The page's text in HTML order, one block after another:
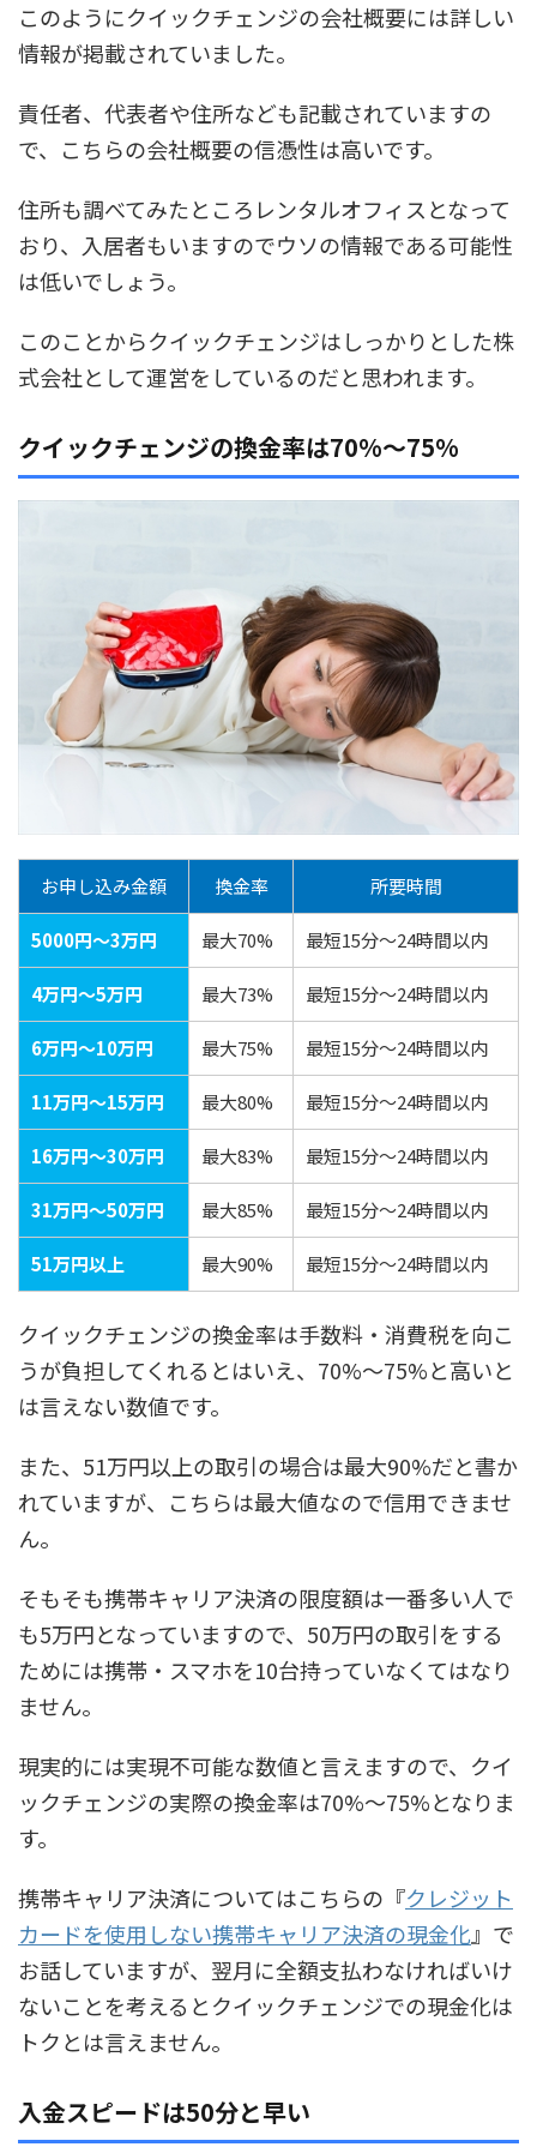
このようにクイックチェンジの会社概要には詳しい
情報が掲載されていました。
責任者、代表者や住所なども記載されていますの
で、こちらの会社概要の信憑性は高いです。
住所も調べてみたところレンタルオフィスとなって
おり、入居者もいますのでウソの情報である可能性
は低いでしょう。
このことからクイックチェンジはしっかりとした株
式会社として運営をしているのだと思われます。
クイックチェンジの換金率は70%～75%
お申し込み金額 換金率 所要時間
5000円～3万円 最大70% 最短15分～24時間以内
4万円～5万円 最大73% 最短15分～24時間以内
6万円～10万円 最大75% 最短15分～24時間以内
11万円～15万円 最大80% 最短15分～24時間以内
16万円～30万円 最大83% 最短15分～24時間以内
31万円～50万円 最大85% 最短15分～24時間以内
51万円以上 最大90% 最短15分～24時間以内
クイックチェンジの換金率は手数料・消費税を向こ
うが負担してくれるとはいえ、70%～75%と高いと
は言えない数値です。
また、51万円以上の取引の場合は最大90%だと書か
れていますが、こちらは最大値なので信用できませ
ん。
そもそも携帯キャリア決済の限度額は一番多い人で
も5万円となっていますので、50万円の取引をする
ためには携帯・スマホを10台持っていなくてはなり
ません。
現実的には実現不可能な数値と言えますので、クイ
ックチェンジの実際の換金率は70%～75%となりま
す。
携帯キャリア決済についてはこちらの『クレジット
カードを使用しない携帯キャリア決済の現金化』で
お話していますが、翌月に全額支払わなければいけ
ないことを考えるとクイックチェンジでの現金化は
トクとは言えません。
入金スピードは50分と早い